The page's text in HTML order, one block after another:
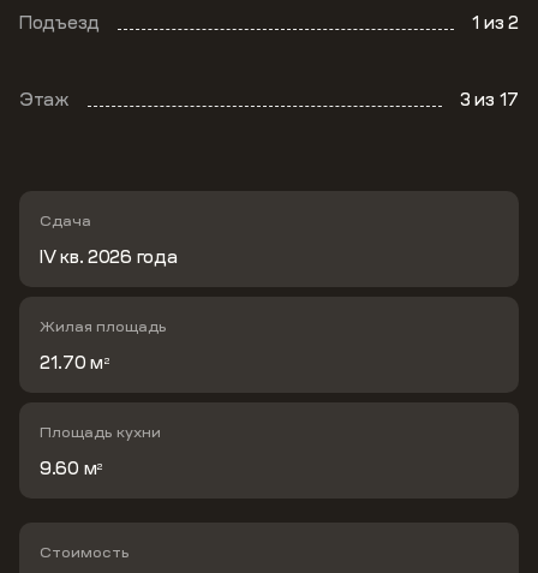
Подъезд 1из 2
Этаж 3из 17
Сдача
IV кв. 2026 года
Жилая площадь
21.70 м 2
Площадь кухни
9.60 м2
Стоимость